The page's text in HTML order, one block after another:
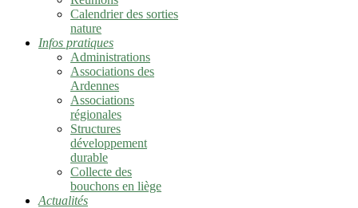
Calendrier des sorties
nature
Infos pratiques
Administrations
Associations des
Ardennes
Associations
régionales
Structures
développement
durable
Collecte des
bouchons en liège
Actualités